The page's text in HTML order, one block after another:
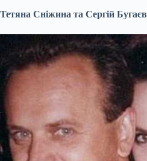
Тетяна Сніжина та Сергій Бугаєв